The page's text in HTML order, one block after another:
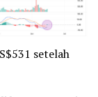
setelah